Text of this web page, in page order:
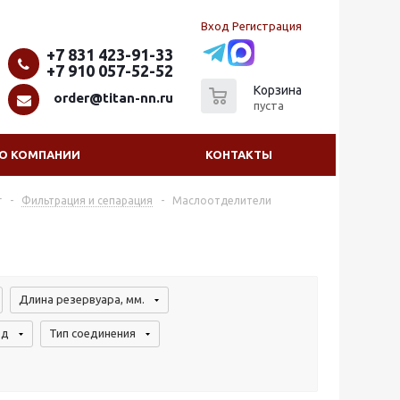
+7 831 423-91-33
+7 910 057-52-52
order@titan-nn.ru
Вход Регистрация
Корзина
пуста
КОМПАНИИ КОНТАКТЫ
- Фильтрация и сепарация - Маслоотделители
Длина резервуара, мм.
Тип соединения